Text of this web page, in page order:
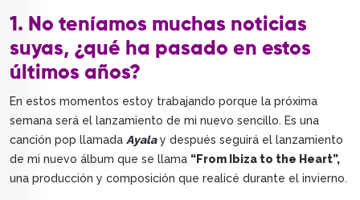
1. No teníamos muchas noticias
suyas, ¿qué ha pasado en estos
últimos años?
En estos momentos estoy trabajando porque la próxima
semana será el lanzamiento de mi nuevo sencillo. Es una
canción pop llamada Ayalay después seguirá el lanzamiento
de mi nuevo álbum que se llama “From Ibiza to the Heart”,
una producción y composición que realicé durante el invierno.